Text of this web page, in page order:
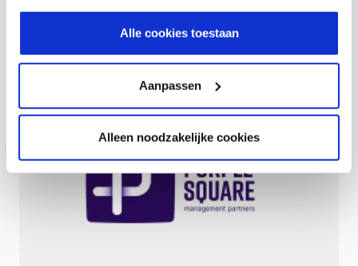
hoe wij jouw gegevensverwerken in onze privacy- en
Alle cookies toestaan
Aanpassen
Alleen noodzakelijke cookies
SAP-omgeving blijft halen.
Bezoek de website